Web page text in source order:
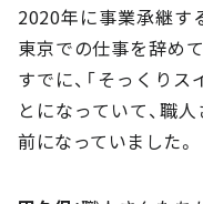
2020年に事業承継す
東京での仕事を辞め
すでに、「そっくり
とになっていて、職
前になっていました。